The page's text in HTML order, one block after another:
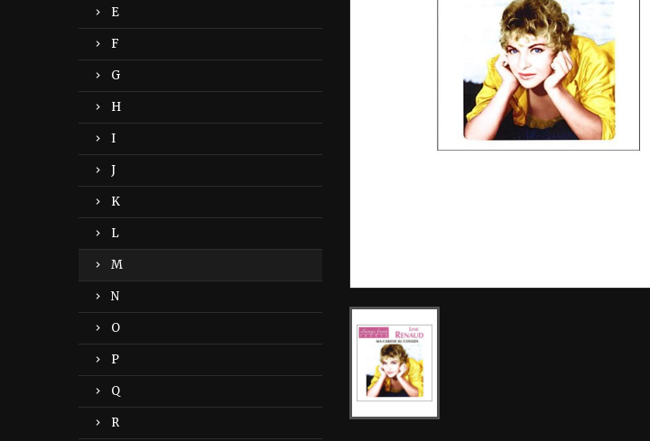
E
F
G
H
I
J
K
L
M
N
O
P
Q
R